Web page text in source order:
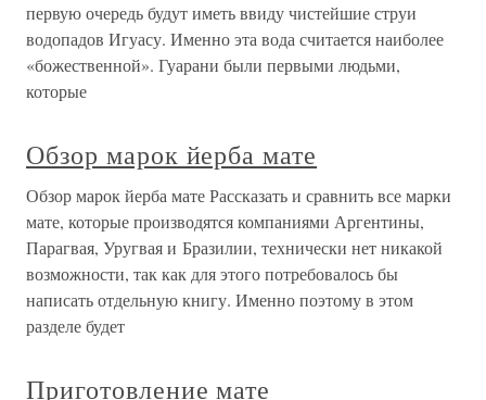
первую очередь будут иметь ввиду чистейшие струи
водопадов Игуасу. Именно эта вода считается наиболее
«божественной». Гуарани были первыми людьми,
которые
Обзор марок йерба мате
Обзор марок йерба мате Рассказать и сравнить все марки
мате, которые производятся компаниями Аргентины,
Парагвая, Уругвая и Бразилии, технически нет никакой
возможности, так как для этого потребовалось бы
написать отдельную книгу. Именно поэтому в этом
разделе будет
Приготовление мате